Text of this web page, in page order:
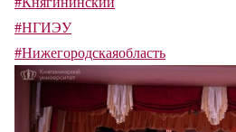
#НГИЭУ
#Нижегородскаяобласть